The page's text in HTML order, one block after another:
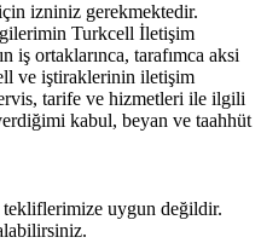
izniniz gerekmektedir.
Turkcell İletişim
iş ortaklarınca, tarafımca aksi
ve iştiraklerinin iletişim
tarife ve hizmetleri ile ilgili
kabul, beyan ve taahhüt
tekliflerimize uygun değildir.